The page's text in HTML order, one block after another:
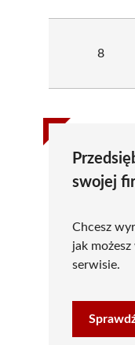
8
swojej
Chcesz
jak
serwisie.